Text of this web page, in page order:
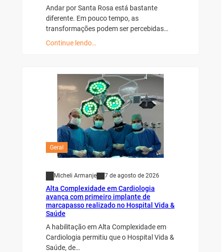
Andar por Santa Rosa está bastante
diferente. Em pouco tempo, as
transformações podem ser percebidas…
Continue lendo…
Geral
Micheli Armanje 7 de agosto de 2026
Alta Complexidade em Cardiologia
avança com primeiro implante de
marcapasso realizado no Hospital Vida &
Saúde
A habilitação em Alta Complexidade em
Cardiologia permitiu que o Hospital Vida &
Saúde, de…